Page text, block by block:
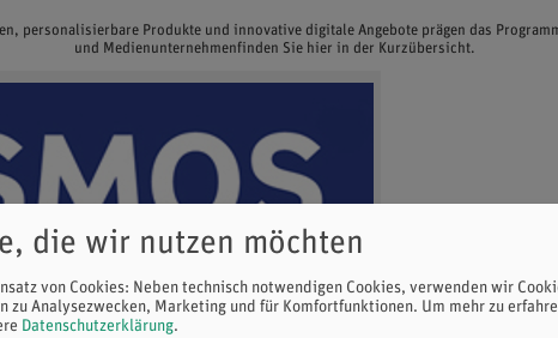
personalisierbare Produkte und innovative digitale Angebote prägen das
und Medienunternehmenfinden Sie hier in der Kurzübersicht.
die wir nutzen möchten
von Cookies: Neben technisch notwendigen Cookies, verwenden wir
zu Analysezwecken, Marketing und für Komfortfunktionen. Um mehr zu
Datenschutzerklärung.